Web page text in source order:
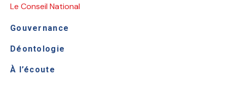
Le Conseil National
Gouvernance
Déontologie
À l’écoute